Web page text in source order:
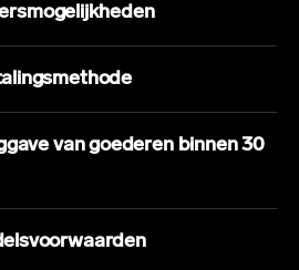
van goederen binnen 30